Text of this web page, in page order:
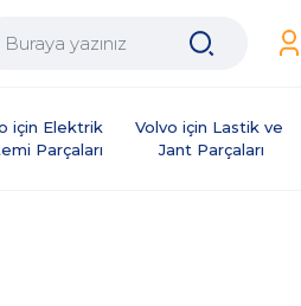
için Elektrik
Parçaları
Volvo için Lastik ve
Jant Parçaları